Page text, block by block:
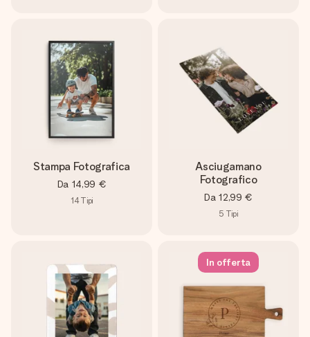
Stampa Fotografica
Da 14,99 €
14Tipi
Asciugamano
Fotografico
Da 12,99 €
5 Tipi
In offerta